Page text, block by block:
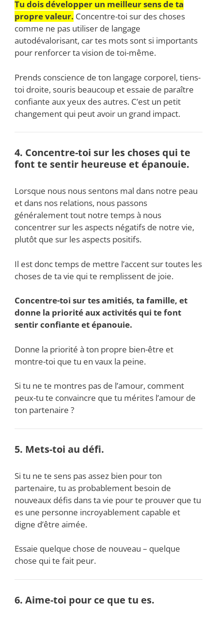
Tu dois développer un meilleur sens de ta
propre valeur. Concentre-toi sur des choses
comme ne pas utiliser de langage
autodévalorisant, car tes mots sont si importants
pour renforcer ta vision de toi-même.
Prends conscience de ton langage corporel, tiens-
toi droite, souris beaucoup et essaie de paraître
confiante aux yeux des autres. C’est un petit
changement qui peut avoir un grand impact.
4. Concentre-toi sur les choses qui te
font te sentir heureuse et épanouie.
Lorsque nous nous sentons mal dans notre peau
et dans nos relations, nous passons
généralement tout notre temps à nous
concentrer sur les aspects négatifs de notre vie,
plutôt que sur les aspects positifs.
Il est donc temps de mettre l’accent sur toutes les
choses de ta vie qui te remplissent de joie.
Concentre-toi sur tes amitiés, ta famille, et
donne la priorité aux activités qui te font
sentir confiante et épanouie.
Donne la priorité à ton propre bien-être et
montre-toi que tu en vaux la peine.
Si tu ne te montres pas de l’amour, comment
peux-tu te convaincre que tu mérites l’amour de
ton partenaire ?
5. Mets-toi au défi.
Si tu ne te sens pas assez bien pour ton
partenaire, tu as probablement besoin de
nouveaux défis dans ta vie pour te prouver que tu
es une personne incroyablement capable et
digne d’être aimée.
Essaie quelque chose de nouveau – quelque
chose qui te fait peur.
6. Aime-toi pour ce que tu es.